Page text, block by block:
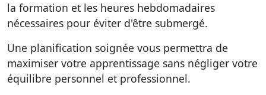
la formation et les heures hebdomadaires
nécessaires pour éviter d'être submergé.
Une planification soignée vous permettra de
maximiser votre apprentissage sans négliger votre
équilibre personnel et professionnel.